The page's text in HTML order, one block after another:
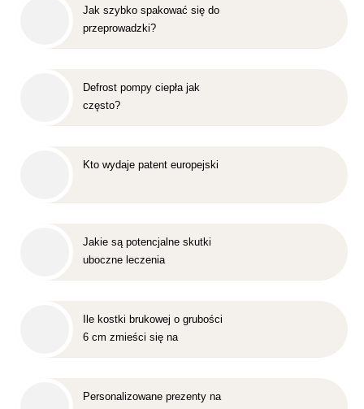
Jak szybko spakować się do
przeprowadzki?
Defrost pompy ciepła jak
często?
Kto wydaje patent europejski
Jakie są potencjalne skutki
uboczne leczenia
Ile kostki brukowej o grubości
6 cm zmieści się na
Personalizowane prezenty na